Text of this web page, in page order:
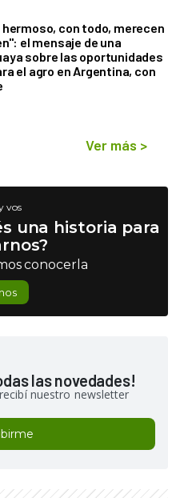
hermoso, con todo, merecen
el mensaje de una
sobre las oportunidades
el agro en Argentina, con
Ver más >
vos
una historia para
conocerla
las novedades!
nuestro newsletter